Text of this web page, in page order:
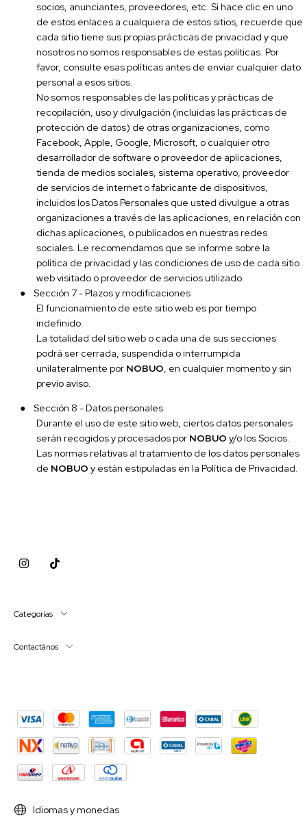
socios, anunciantes, proveedores, etc. Si hace clic en uno
de estos enlaces a cualquiera de estos sitios, recuerde que
cada sitio tiene sus propias prácticas de privacidad y que
nosotros no somos responsables de estas políticas. Por
favor, consulte esas políticas antes de enviar cualquier dato
personal a esos sitios.
No somos responsables de las políticas y prácticas de
recopilación, uso y divulgación (incluidas las prácticas de
protección de datos) de otras organizaciones, como
Facebook, Apple, Google, Microsoft, o cualquier otro
desarrollador de software o proveedor de aplicaciones,
tienda de medios sociales, sistema operativo, proveedor
de servicios de internet o fabricante de dispositivos,
incluidos los Datos Personales que usted divulgue a otras
organizaciones a través de las aplicaciones, en relación con
dichas aplicaciones, o publicados en nuestras redes
sociales. Le recomendamos que se informe sobre la
política de privacidad y las condiciones de uso de cada sitio
web visitado o proveedor de servicios utilizado.
●
Sección 7 - Plazos y modificaciones
El funcionamiento de este sitio web es por tiempo
indefinido.
La totalidad del sitio web o cada una de sus secciones
podrá ser cerrada, suspendida o interrumpida
unilateralmente por NOBUO, en cualquier momento y sin
previo aviso.
●
Sección 8 - Datos personales
Durante el uso de este sitio web, ciertos datos personales
serán recogidos y procesados por NOBUOy/o los Socios.
Las normas relativas al tratamiento de los datos personales
de NOBUOy están estipuladas en la Política de Privacidad.
Categorías
Contactános
Idiomas y monedas